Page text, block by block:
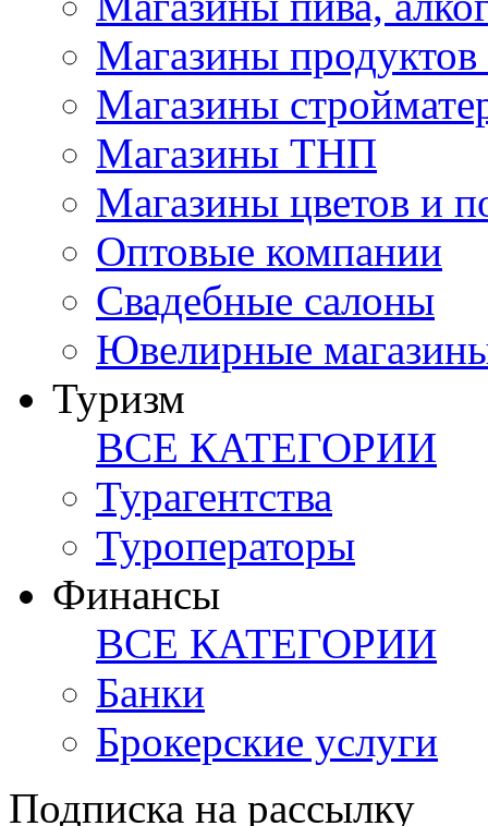
Магазины продуктов
Магазины
Магазины ТНП
Магазины цветов и
Оптовые компании
Свадебные салоны
Ювелирные
Туризм
ВСЕ КАТЕГОРИИ
Турагентства
Туроператоры
Финансы
ВСЕ КАТЕГОРИИ
Банки
Брокерские услуги
Подписка на рассылку